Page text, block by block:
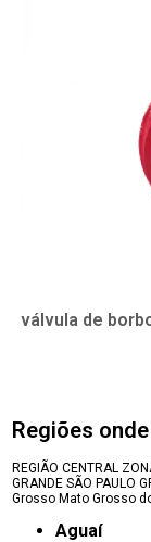
válvula de
Regiões
REGIÃO CENTRAL
GRANDE SÃO PAULO
Grosso Mato Grosso
Aguaí